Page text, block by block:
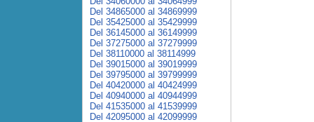
Del 34865000 al 34869999
Del 35425000 al 35429999
Del 36145000 al 36149999
Del 37275000 al 37279999
Del 38110000 al 38114999
Del 39015000 al 39019999
Del 39795000 al 39799999
Del 40420000 al 40424999
Del 40940000 al 40944999
Del 41535000 al 41539999
Del 42095000 al 42099999